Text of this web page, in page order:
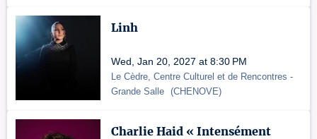
Linh
Wed, Jan 20, 2027 at 8:30 PM
Le Cèdre, Centre Culturel et de Rencontres -
Grande Salle (CHENOVE)
Charlie Haid « Intensément